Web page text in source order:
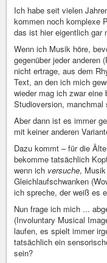
Ich habe seit vielen
kommen noch komplexe
das ist hier eigentlich gar
Wenn ich Musik höre,
gegenüber jeder anderen
nicht ertrage, aus dem
Text, an den ich mich
wieder mag ich zwar
Studioversion, manchmal
Aber dann ist es immer
mit keiner anderen
Dazu kommt – für die
bekomme tatsächlich
wenn ich versuche,
Gleichlaufschwanken
ich spreche, der weiß es
Nun frage ich mich ...
(Involuntary Musical
laufen, es spielt immer
tatsächlich ein
sein?